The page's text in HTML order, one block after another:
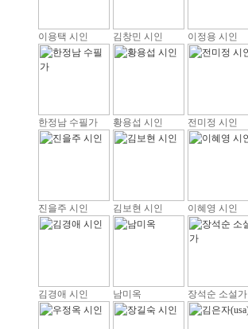
이용택 시인 김창민 시인 이정용 시인
한정남 수필가 황용섭 시인 전미정 시인
진을주 시인 김보현 시인 이혜영 시인
김경애 시인 남미옥 장석순 소설가